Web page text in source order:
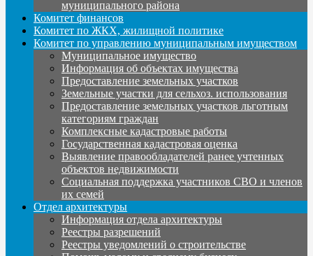
муниципального района
Комитет финансов
Комитет по ЖКХ, жилищной политике
Комитет по управлению муниципальным имуществом
Муниципальное имущество
Информация об объектах имущества
Предоставление земельных участков
Земельные участки для сельхоз. использования
Предоставление земельных участков льготным
категориям граждан
Комплексные кадастровые работы
Государственная кадастровая оценка
Выявление правообладателей ранее учтенных
объектов недвижимости
Социальная поддержка участников СВО и членов
их семей
Отдел архитектуры
Информация отдела архитектуры
Реестры разрешений
Реестры уведомлений о строительстве